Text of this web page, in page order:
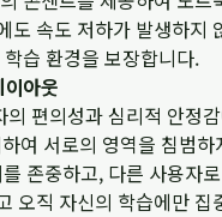
도 속도 저하가 발생하
습 환경을 보장합니다.
아웃
편의성과 심리적 안정
여 서로의 영역을 침범
존중하고, 다른 사용자
오직 자신의 학습에만